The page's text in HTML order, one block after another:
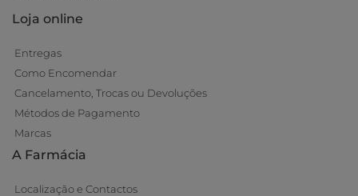
Loja online
Entregas
Como Encomendar
Cancelamento, Trocas ou Devoluções
Métodos de Pagamento
Marcas
A Farmácia
Localização e Contactos